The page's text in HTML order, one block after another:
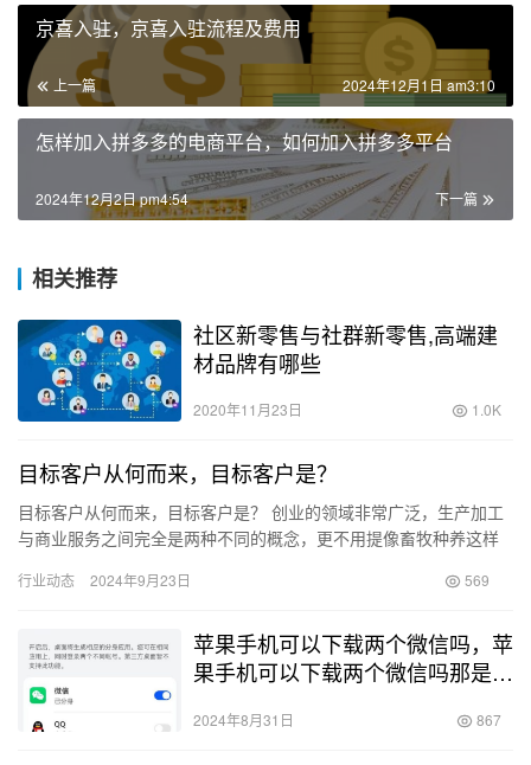
京喜入驻，京喜入驻流程及费用
上一篇 2024年12月1日 am3:10
怎样加入拼多多的电商平台，如何加入拼多多平台
下一篇
2024年12月2日 pm4:54
相关推荐
社区新零售与社群新零售,高端建
材品牌有哪些
2020年11月23日 1.0K
目标客户从何而来，目标客户是？
目标客户从何而来，目标客户是？ 创业的领域非常广泛，生产加工
与商业服务之间完全是两种不同的概念，更不用提像畜牧种养这样
的…
行业动态 2024年9月23日 569
苹果手机可以下载两个微信吗，苹
果手机可以下载两个微信吗那是可
2024年8月31日 867